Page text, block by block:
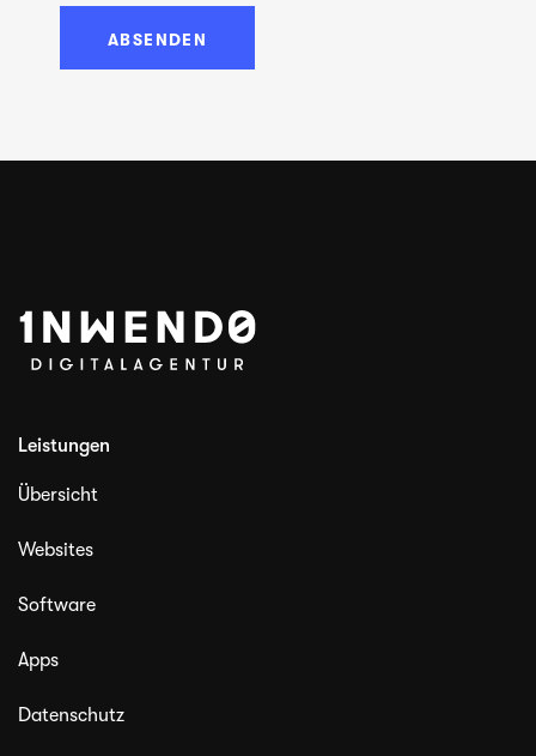
Leistungen
Übersicht
Websites
Software
Apps
Datenschutz